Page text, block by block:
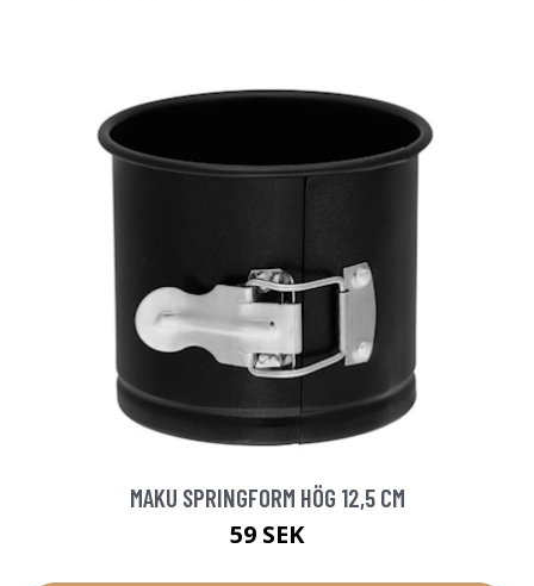
MAKU SPRINGFORM HÖG 12,5 CM
59 SEK